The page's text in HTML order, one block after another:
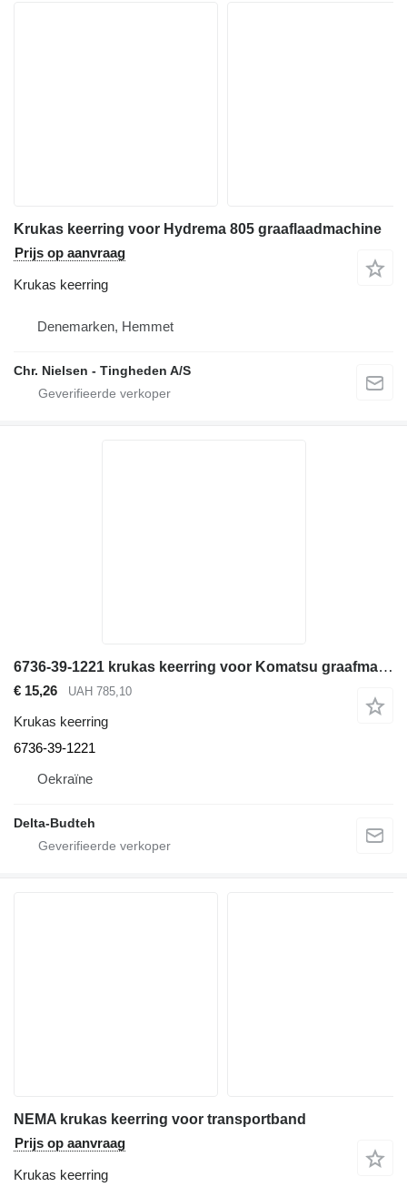
Krukas keerring voor Hydrema 805 graaflaadmachine
Prijs op aanvraag
Krukas keerring
Denemarken, Hemmet
Chr. Nielsen - Tingheden A/S
6736-39-1221 krukas keerring voor Komatsu graafmachine
€ 15,26 UAH 785,10
Krukas keerring
6736-39-1221
Oekraïne
Delta-Budteh
NEMA krukas keerring voor transportband
Prijs op aanvraag
Krukas keerring